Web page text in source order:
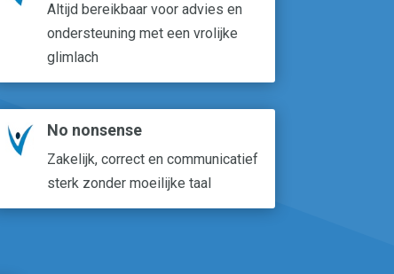
Altijd bereikbaar voor advies en
ondersteuning met een vrolijke
glimlach
No nonsense
Zakelijk, correct en communicatief
sterk zonder moeilijke taal